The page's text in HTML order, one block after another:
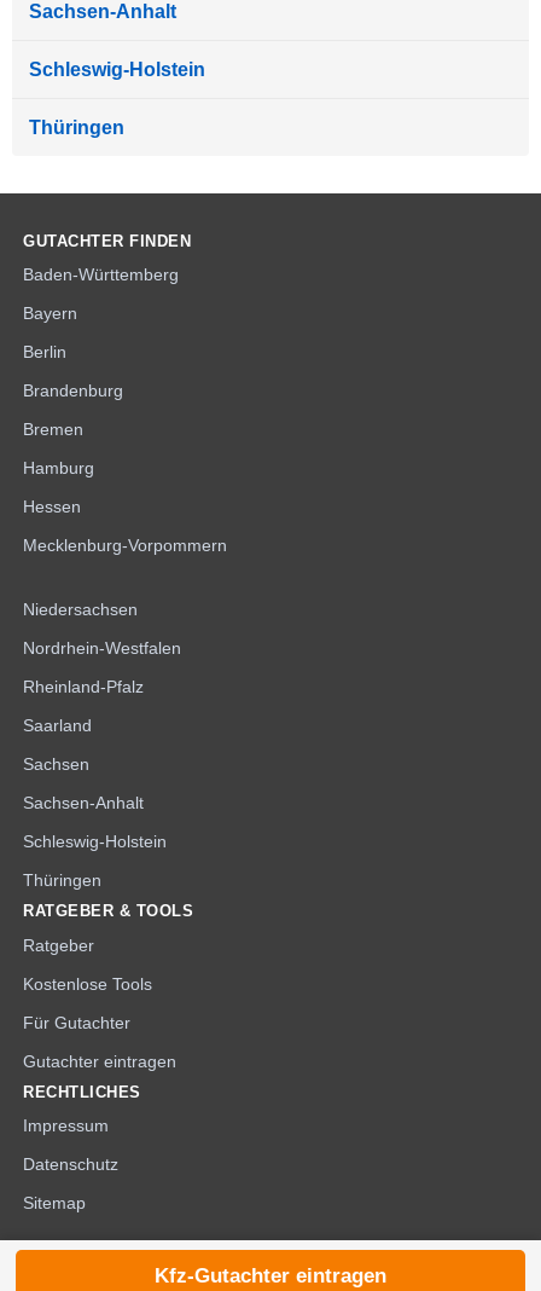
Sachsen-Anhalt
Schleswig-Holstein
Thüringen
GUTACHTER FINDEN
Baden-Württemberg
Bayern
Berlin
Brandenburg
Bremen
Hamburg
Hessen
Mecklenburg-Vorpommern
Niedersachsen
Nordrhein-Westfalen
Rheinland-Pfalz
Saarland
Sachsen
Sachsen-Anhalt
Schleswig-Holstein
Thüringen
RATGEBER & TOOLS
Ratgeber
Kostenlose Tools
Für Gutachter
Gutachter eintragen
RECHTLICHES
Impressum
Datenschutz
Sitemap
© 2026 die-kfzgutachter.de
Kfz-Gutachter eintragen